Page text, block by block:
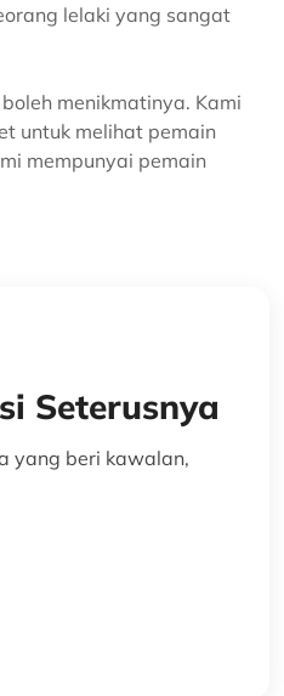
lelaki yang sangat
menikmatinya. Kami
untuk melihat pemain
mempunyai pemain
Seterusnya
yang beri kawalan,